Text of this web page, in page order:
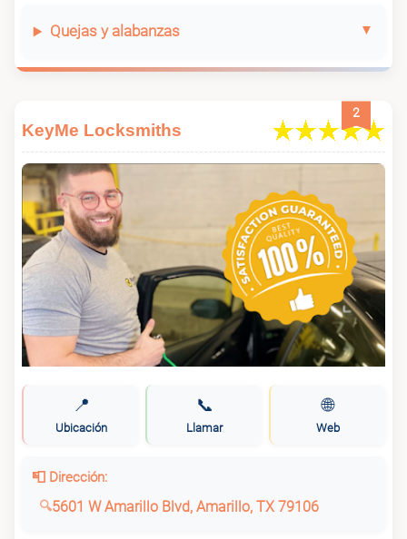
Quejas y alabanzas
2
KeyMe Locksmiths
📍
Ubicación
📞
Llamar
🌐
Web
📮 Dirección:
5601 W Amarillo Blvd, Amarillo, TX 79106